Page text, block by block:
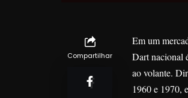
Compartilhar
Em um
Dart nacional
ao volante.
1960 e 1970,